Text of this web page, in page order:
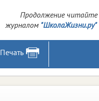
Продолжение читайте
журналом "ШколаЖизни.ру"
Печать